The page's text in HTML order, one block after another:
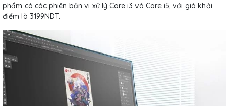
phẩm có các phiên bản vi xử lý Core i3 và Core i5, với giá khởi
điểm là 3199NDT.